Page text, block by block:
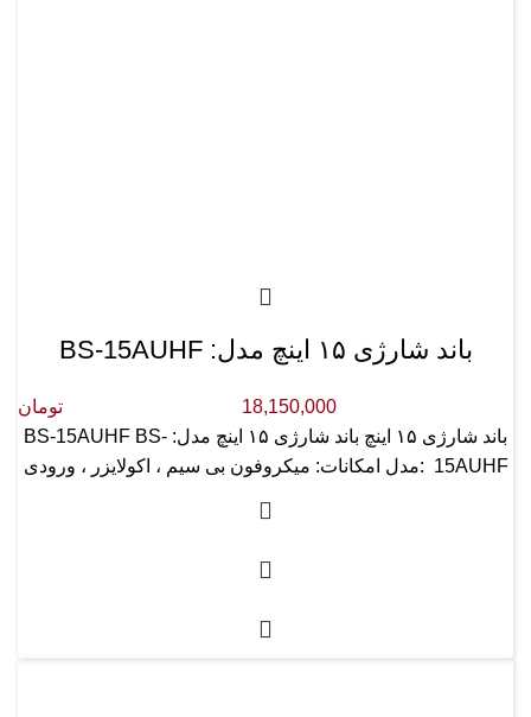
باند شارژی ۱۵ اینچ مدل: BS-15AUHF
تومان
18,150,000
باند شارژی ۱۵ اینچ باند شارژی ۱۵ اینچ مدل: BS-15AUHF BS-
15AUHF :مدل امکانات: میکروفون بی سیم ، اکولایزر ، ورودی